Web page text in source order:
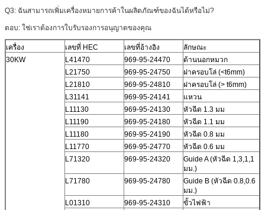
Q3: ฉันสามารถเพิ่มเครื่องหมายการค้าในผลิตภัณฑ์ของฉันได้หรือไม่?
ตอบ: ใช่เราต้องการใบรับรองการอนุญาตของคุณ
เครื่อง เลขที่ HEC เลขที่อ้างอิง
ลักษณะ
30KW
L41470 969-95-24470
ด้านนอกหมวก
L21750
969-95-24750
ฝาครอบโล่ (<t6mm)
L21810
969-95-24810
ฝาครอบโล่ (> t6mm)
L31141
969-95-24141
แหวน
L11130
969-95-24130
หัวฉีด 1.3 มม
L11190
969-95-24180
หัวฉีด 1.1 มม
L11180
969-95-24190
หัวฉีด 0.8 มม
L11770
969-95-24770
หัวฉีด 0.6 มม
L71320
969-95-24320
Guide A (หัวฉีด 1,3,1,1
มม.)
L71780
969-95-24780
Guide B (หัวฉีด 0.8,0.6
มม.)
L01310
969-95-24310
ขั้วไฟฟ้า